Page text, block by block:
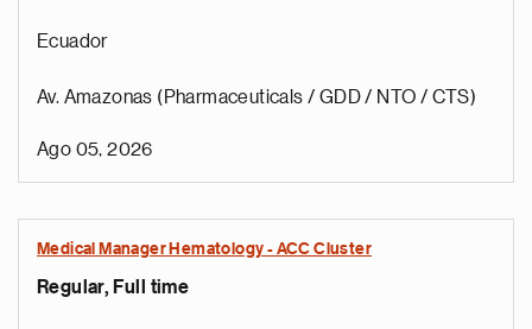
Ecuador
Av. Amazonas (Pharmaceuticals / GDD / NTO / CTS)
Ago 05, 2026
Medical Manager Hematology - ACC Cluster
Regular, Full time